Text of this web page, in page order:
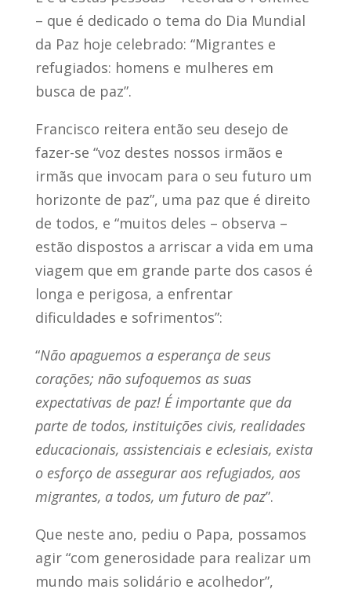
– que é dedicado o tema do Dia Mundial
da Paz hoje celebrado: “Migrantes e
refugiados: homens e mulheres em
busca de paz”.
Francisco reitera então seu desejo de
fazer-se “voz destes nossos irmãos e
irmãs que invocam para o seu futuro um
horizonte de paz”, uma paz que é direito
de todos, e “muitos deles – observa –
estão dispostos a arriscar a vida em uma
viagem que em grande parte dos casos é
longa e perigosa, a enfrentar
dificuldades e sofrimentos”:
“Não apaguemos a esperança de seus
corações; não sufoquemos as suas
expectativas de paz! É importante que da
parte de todos, instituições civis, realidades
educacionais, assistenciais e eclesiais, exista
o esforço de assegurar aos refugiados, aos
migrantes, a todos, um futuro de paz”.
Que neste ano, pediu o Papa, possamos
agir “com generosidade para realizar um
mundo mais solidário e acolhedor”,